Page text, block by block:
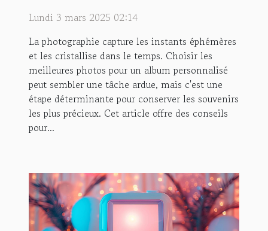
votre album personnalisé
Lundi 3 mars 2025 02:14
La photographie capture les instants éphémères
et les cristallise dans le temps. Choisir les
meilleures photos pour un album personnalisé
peut sembler une tâche ardue, mais c'est une
étape déterminante pour conserver les souvenirs
les plus précieux. Cet article offre des conseils
pour...